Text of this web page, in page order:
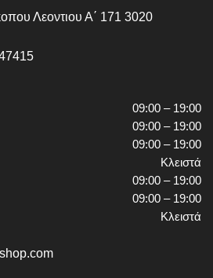
Λεοντιου Α΄ 171 3020
09:00 – 19:00
09:00 – 19:00
09:00 – 19:00
Κλειστά
09:00 – 19:00
09:00 – 19:00
Κλειστά